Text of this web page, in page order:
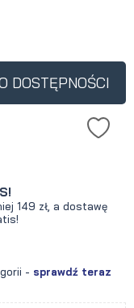
DOSTĘPNOŚCI
149 zł, a dostawę
- sprawdź teraz